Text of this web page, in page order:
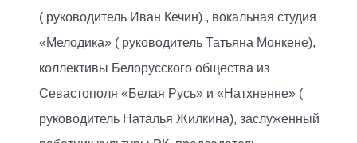
( руководитель Иван Кечин) , вокальная студия
«Мелодика» ( руководитель Татьяна Монкене),
коллективы Белорусского общества из
Севастополя «Белая Русь» и «Натхненне» (
руководитель Наталья Жилкина), заслуженный